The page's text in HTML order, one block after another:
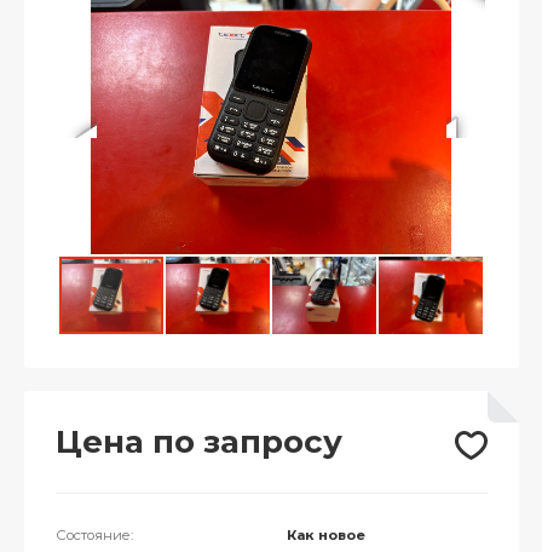
Цена по запросу
Состояние:
Как новое